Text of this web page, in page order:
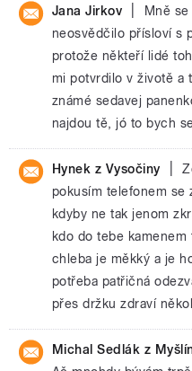
Jana Jirkov
Mně
neosvědčilo přísloví s
protože někteří lidé
mi potvrdilo v životě a
známé sedavej
najdou tě, jó to bych
Hynek z Vysočiny
pokusím telefonem se
kdyby ne tak jenom
kdo do tebe
chleba je měkký a je
potřeba patřičná
přes držku zdraví
Michal Sedlák z